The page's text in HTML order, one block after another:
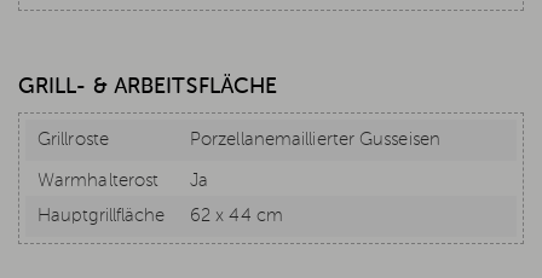
GRILL- & ARBEITSFLÄCHE
Grillroste Porzellanemaillierter Gusseisen
Warmhalterost
Ja
Hauptgrillfläche
62 x 44 cm